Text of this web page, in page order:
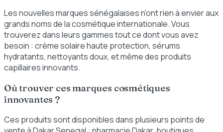
Les nouvelles marques sénégalaises n'ont rien à envier aux
grands noms de la cosmétique internationale. Vous
trouverez dans leurs gammes tout ce dont vous avez
besoin : crème solaire haute protection, sérums
hydratants, nettoyants doux, et même des produits
capillaires innovants.
Où trouver ces marques cosmétiques
innovantes ?
Ces produits sont disponibles dans plusieurs points de